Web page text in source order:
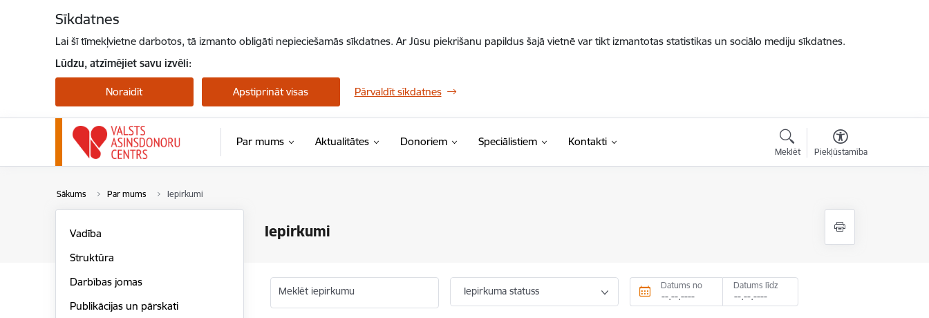
Sīkdatnes
Lai šī tīmekļvietne darbotos, tā izmanto obligāti nepieciešamās sīkdatnes. Ar Jūsu piekrišanu papildus šajā vietnē var tikt izmantotas statistikas un sociālo mediju sīkdatnes.
Lūdzu, atzīmējiet savu izvēli:
Noraidīt Apstiprināt visas Pārvaldīt sīkdatnes
Par mums Aktualitātes Donoriem Speciālistiem Kontakti
Meklēt Piekļūstamība
Sākums Par mums Iepirkumi
Iepirkumi
Vadība
Struktūra
Darbības jomas
Publikācijas un pārskati
Meklēt iepirkumu Iepirkuma statuss Datums no Datums līdz